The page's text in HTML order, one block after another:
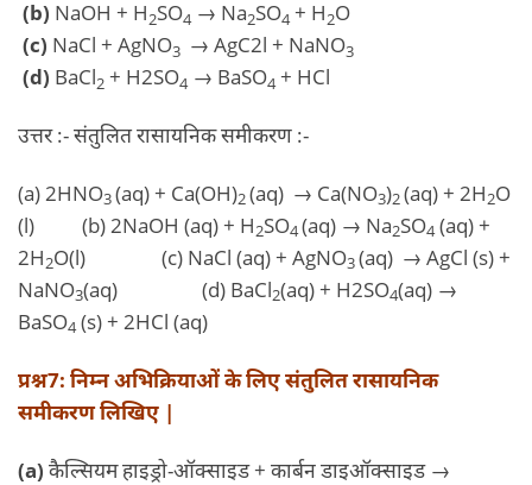
(b) NaOH + H2SO4 → Na2SO4 + H2O
(c) NaCl + AgNO3 → AgC2l + NaNO3
(d) BaCl2 + H2SO4 → BaSO4 + HCl
उत्तर :- संतुलित रासायनिक समीकरण :-
(a) 2HNO3(aq) + Ca(OH)2(aq) → Ca(NO3)2(aq) + 2H2O
(l) (b) 2NaOH (aq) + H2SO4(aq) → Na2SO4 (aq) +
2H2O(l) (c) NaCl (aq) + AgNO3(aq) → AgCl (s) +
NaNO3(aq) (d) BaCl2(aq) + H2SO4(aq) →
BaSO4 (s) + 2HCl (aq)
प्रश्न7: निम्न अभिक्रियाओं के लिए संतुलित रासायनिक
समीकरण लिखिए |
(a) कैल्सियम हाइड्रो-ऑक्साइड + कार्बन डाइऑक्साइड →